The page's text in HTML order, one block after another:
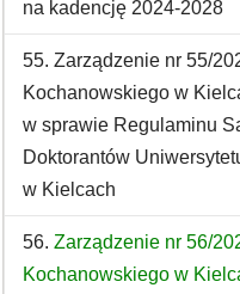
na kadencję 2024-2028
55. Zarządzenie nr 55/
Kochanowskiego w
w sprawie Regulaminu
Doktorantów
w Kielcach
56. Zarządzenie nr 56/
Kochanowskiego w